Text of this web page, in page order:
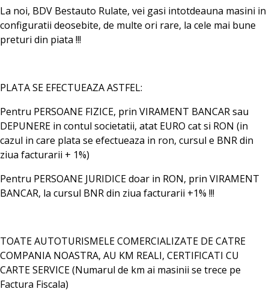
La noi, BDV Bestauto Rulate, vei gasi intotdeauna masini in
configuratii deosebite, de multe ori rare, la cele mai bune
preturi din piata !!!
PLATA SE EFECTUEAZA ASTFEL:
Pentru PERSOANE FIZICE, prin VIRAMENT BANCAR sau
DEPUNERE in contul societatii, atat EURO cat si RON (in
cazul in care plata se efectueaza in ron, cursul e BNR din
ziua facturarii + 1%)
Pentru PERSOANE JURIDICE doar in RON, prin VIRAMENT
BANCAR, la cursul BNR din ziua facturarii +1% !!!
TOATE AUTOTURISMELE COMERCIALIZATE DE CATRE
COMPANIA NOASTRA, AU KM REALI, CERTIFICATI CU
CARTE SERVICE (Numarul de km ai masinii se trece pe
Factura Fiscala)